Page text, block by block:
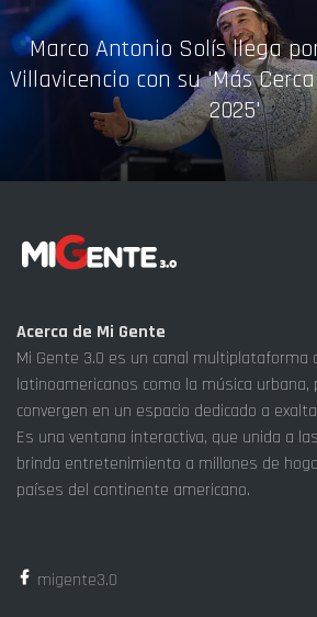
Marco Antonio Solís llega
Villavicencio con su 'Más
2025'
Acerca de Mi Gente
Mi Gente 3.0 es un canal multiplataforma
latinoamericanos como la música urbana,
convergen en un espacio dedicado a
Es una ventana interactiva, que unida a
brinda entretenimiento a millones de
países del continente americano.
migente3.0